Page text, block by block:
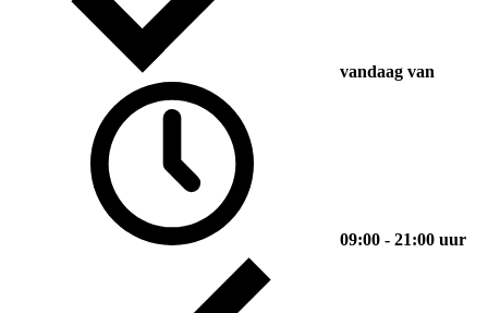
vandaag van
09:00 - 21:00 uur